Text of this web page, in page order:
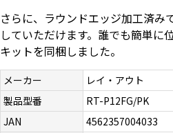
さらに、ラウンドエッジ加工済み
していただけます。誰でも簡単に
キットを同梱しました。
メーカー
レイ・アウト
製品型番
RT-P12FG/PK
JAN
4562357004033